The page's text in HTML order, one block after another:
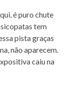
é puro chute
tem
pista graças
não aparecem.
caiu na